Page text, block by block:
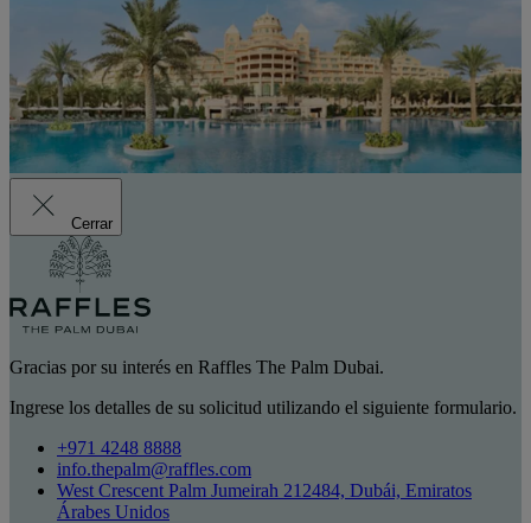
Cerrar
Gracias por su interés en Raffles The Palm Dubai.
Ingrese los detalles de su solicitud utilizando el siguiente formulario.
+971 4248 8888
info.thepalm@raffles.com
West Crescent Palm Jumeirah 212484, Dubái, Emiratos
Árabes Unidos